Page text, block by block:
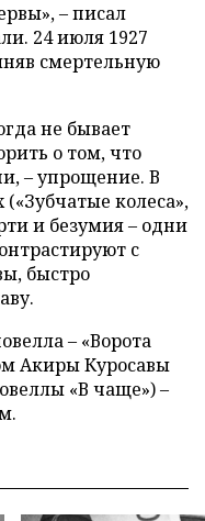
– писал
24 июля 1927
смертельную
не бывает
о том, что
– упрощение. В
колеса»,
и безумия – одни
с
быстро
– «Ворота
Акиры Куросавы
«В чаще») –